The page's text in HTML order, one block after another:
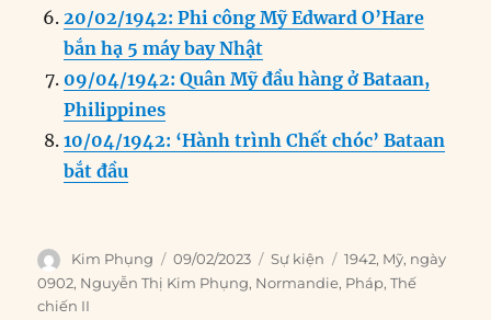
20/02/1942: Phi công Mỹ Edward O’Hare
bắn hạ 5 máy bay Nhật
09/04/1942: Quân Mỹ đầu hàng ở Bataan,
Philippines
10/04/1942: ‘Hành trình Chết chóc’ Bataan
bắt đầu
Author
Kim Phụng
Posted
on
09/02/2023 Categories
Sự kiện Tags
1942, Mỹ, ngày
0902, Nguyễn Thị Kim Phụng, Normandie, Pháp,Thế
chiến II